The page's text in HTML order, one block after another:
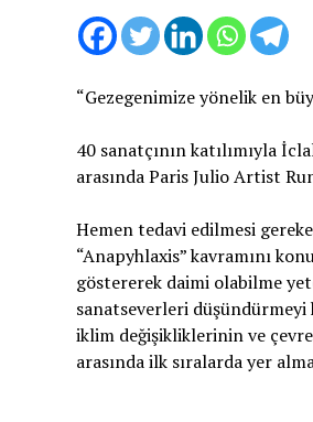
“Gezegenimize yönelik en
40 sanatçının katılımıyla
arasında Paris Julio Artist
Hemen tedavi edilmesi
“Anapyhlaxis” kavramını
göstererek daimi olabilme
sanatseverleri
iklim değişikliklerinin ve
arasında ilk sıralarda yer